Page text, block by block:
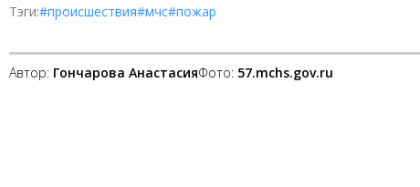
Тэги:#происшествия#мчс#пожар
Автор: Гончарова АнастасияФото: 57.mchs.gov.ru